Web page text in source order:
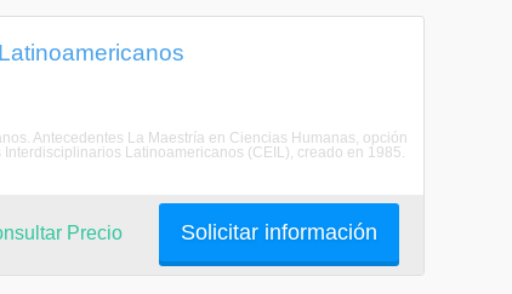
Antecedentes La Maestría en Ciencias Humanas, opción
Latinoamericanos (CEIL), creado en 1985.
Solicitar información
Precio